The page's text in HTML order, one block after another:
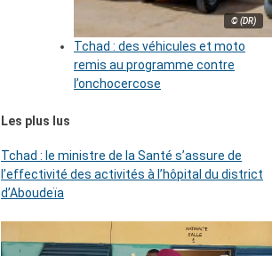
© (DR)
Tchad : des véhicules et moto
remis au programme contre
l’onchocercose
Les plus lus
Tchad : le ministre de la Santé s’assure de
l’effectivité des activités à l’hôpital du district
d’Aboudeïa